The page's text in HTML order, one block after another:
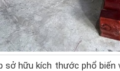
hữu kích thước phổ biến